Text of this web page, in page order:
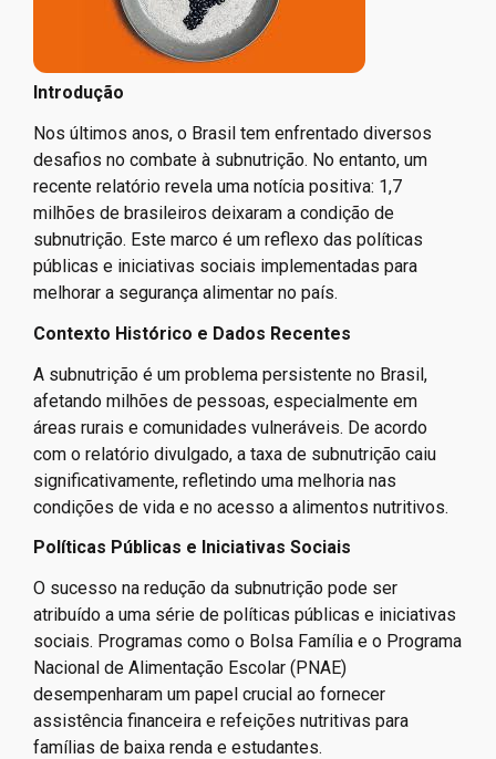
Introdução
Nos últimos anos, o Brasil tem enfrentado diversos
desafios no combate à subnutrição. No entanto, um
recente relatório revela uma notícia positiva: 1,7
milhões de brasileiros deixaram a condição de
subnutrição. Este marco é um reflexo das políticas
públicas e iniciativas sociais implementadas para
melhorar a segurança alimentar no país.
Contexto Histórico e Dados Recentes
A subnutrição é um problema persistente no Brasil,
afetando milhões de pessoas, especialmente em
áreas rurais e comunidades vulneráveis. De acordo
com o relatório divulgado, a taxa de subnutrição caiu
significativamente, refletindo uma melhoria nas
condições de vida e no acesso a alimentos nutritivos.
Políticas Públicas e Iniciativas Sociais
O sucesso na redução da subnutrição pode ser
atribuído a uma série de políticas públicas e iniciativas
sociais. Programas como o Bolsa Família e o Programa
Nacional de Alimentação Escolar (PNAE)
desempenharam um papel crucial ao fornecer
assistência financeira e refeições nutritivas para
famílias de baixa renda e estudantes.